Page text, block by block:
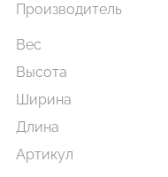
Производитель
Вес
Высота
Ширина
Длина
Артикул